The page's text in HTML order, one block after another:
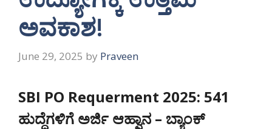
ಅವಕಾಶ!
June 29, 2025 by Praveen
SBI PO Requerment 2025: 541
ಹುದ್ದೆಗಳಿಗೆ ಅರ್ಜಿ ಆಹ್ವಾನ – ಬ್ಯಾಂಕ್